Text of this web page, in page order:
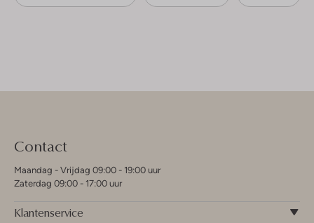
Contact
Maandag - Vrijdag 09:00 - 19:00 uur
Zaterdag 09:00 - 17:00 uur
Klantenservice